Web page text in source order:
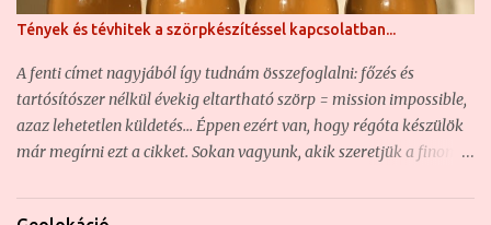
uborkát aprócska szőrök borítják. Amikor még friss az uborka,
akkor ez még enyhén szúrja az ember kezét. A sokszor
átpakolászott, innen oda, onnan ide szállított uborkáról ez már
lekopik, és nem szúr. Na általában a piacon kapható uborka már
ebben az öregedési fázisban leledzik. :-) Szóval, elindu...
Tények és tévhitek a szörpkészítéssel kapcsolatban...
A fenti címet nagyjából így tudnám összefoglalni: főzés és
tartósítószer nélkül évekig eltartható szörp = mission impossible,
azaz lehetetlen küldetés... Éppen ezért van, hogy régóta készülök
már megírni ezt a cikket. Sokan vagyunk, akik szeretjük a finom
az interneten található gasztroblogokban is igen sűrű vendégek a